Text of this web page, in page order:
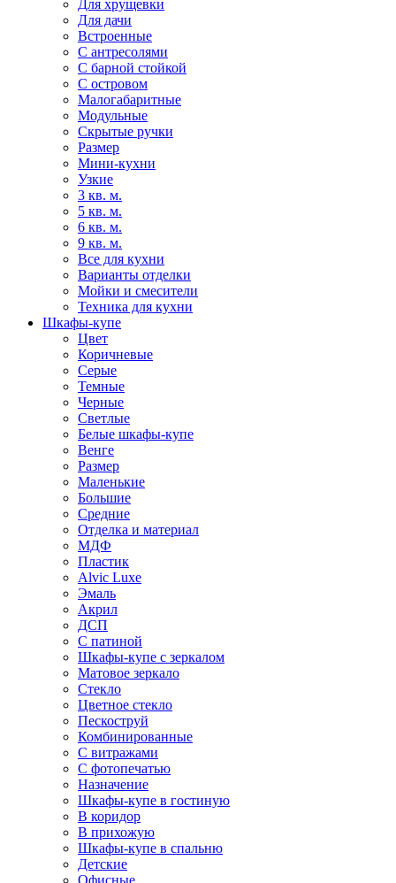
Для хрущевки
Для дачи
Встроенные
С антресолями
С барной стойкой
С островом
Малогабаритные
Модульные
Скрытые ручки
Размер
Мини-кухни
Узкие
3 кв. м.
5 кв. м.
6 кв. м.
9 кв. м.
Все для кухни
Варианты отделки
Мойки и смесители
Техника для кухни
Шкафы-купе
Цвет
Коричневые
Серые
Темные
Черные
Светлые
Белые шкафы-купе
Венге
Размер
Маленькие
Большие
Средние
Отделка и материал
МДФ
Пластик
Alvic Luxe
Эмаль
Акрил
ДСП
С патиной
Шкафы-купе с зеркалом
Матовое зеркало
Стекло
Цветное стекло
Пескоструй
Комбинированные
С витражами
С фотопечатью
Назначение
Шкафы-купе в гостиную
В коридор
В прихожую
Шкафы-купе в спальню
Детские
Офисные